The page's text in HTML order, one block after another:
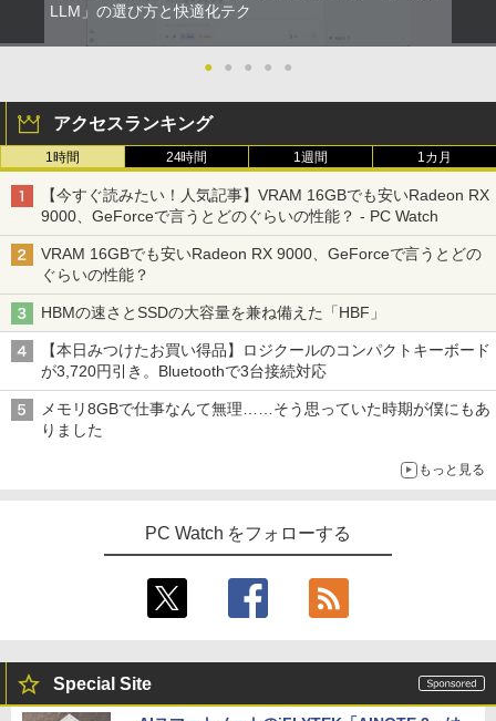
LLM」の選び方と快適化テク
● ● ● ● ●
アクセスランキング
1時間 24時間 1週間 1カ月
【今すぐ読みたい！人気記事】VRAM 16GBでも安いRadeon RX
9000、GeForceで言うとどのぐらいの性能？ - PC Watch
VRAM 16GBでも安いRadeon RX 9000、GeForceで言うとどの
ぐらいの性能？
HBMの速さとSSDの大容量を兼ね備えた「HBF」
【本日みつけたお買い得品】ロジクールのコンパクトキーボード
が3,720円引き。Bluetoothで3台接続対応
メモリ8GBで仕事なんて無理……そう思っていた時期が僕にもあ
りました
もっと見る
PC Watch をフォローする
Special Site